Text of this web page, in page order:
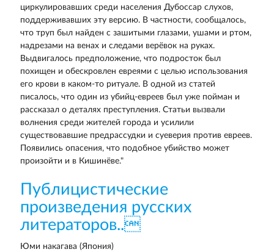
циркулировавших среди населения Дубоссар слухов,
поддерживавших эту версию. В частности, сообщалось,
что труп был найден с зашитыми глазами, ушами и ртом,
надрезами на венах и следами верёвок на руках.
Выдвигалось предположение, что подросток был
похищен и обескровлен евреями с целью использования
его крови в каком-то ритуале. В одной из статей
писалось, что один из убийц-евреев был уже пойман и
рассказал о деталях преступления. Статьи вызвали
волнения среди жителей города и усилили
существовавшие предрассудки и суеверия против евреев.
Появились опасения, что подобное убийство может
произойти и в Кишинёве."
Публицистические
произведения русских
литераторов..
Юми накагава (Япония)